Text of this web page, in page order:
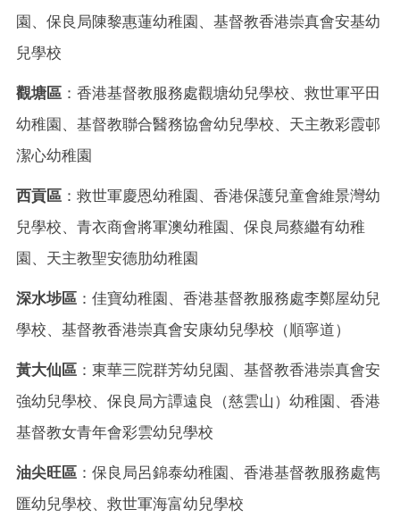
園、保良局陳黎惠蓮幼稚園、基督教香港崇真會安基幼
兒學校
觀塘區 ：香港基督教服務處觀塘幼兒學校、救世軍平田
幼稚園、基督教聯合醫務協會幼兒學校、天主教彩霞邨
潔心幼稚園
西貢區 ：救世軍慶恩幼稚園、香港保護兒童會維景灣幼
兒學校、青衣商會將軍澳幼稚園、保良局蔡繼有幼稚
園、天主教聖安德肋幼稚園
深水埗區 ：佳寶幼稚園、香港基督教服務處李鄭屋幼兒
學校、基督教香港崇真會安康幼兒學校（順寧道）
黃大仙區 ：東華三院群芳幼兒園、基督教香港崇真會安
強幼兒學校、保良局方譚遠良（慈雲山）幼稚園、香港
基督教女青年會彩雲幼兒學校
油尖旺區 ：保良局呂錦泰幼稚園、香港基督教服務處雋
匯幼兒學校、救世軍海富幼兒學校